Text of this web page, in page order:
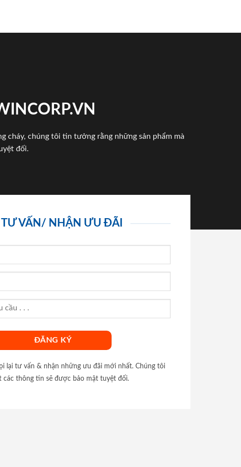
cháy, chúng tôi tin tưởng rằng những sản phẩm mà
đối.
VẤN/ NHẬN ƯU ĐÃI
lại tư vấn & nhận những ưu đãi mới nhất. Chúng tôi
các thông tin sẽ được bảo mật tuyệt đối.